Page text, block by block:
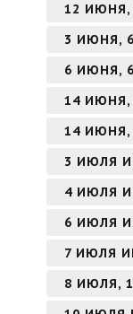
12 ИЮНЯ,
3 ИЮНЯ,
6 ИЮНЯ,
14 ИЮНЯ,
14
3 ИЮЛЯ
4 ИЮЛЯ
6 ИЮЛЯ
7 ИЮЛЯ
8 ИЮЛЯ,